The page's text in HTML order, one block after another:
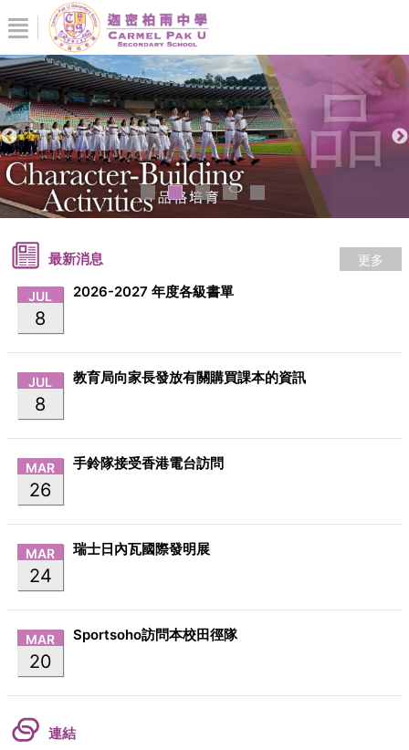
最新消息 更多
JUL
8
2026-2027 年度各級書單
JUL
8
教育局向家長發放有關購買課本的資訊
MAR
26
手鈴隊接受香港電台訪問
MAR
24
瑞士日內瓦國際發明展
MAR
20
Sportsoho訪問本校田徑隊
連結